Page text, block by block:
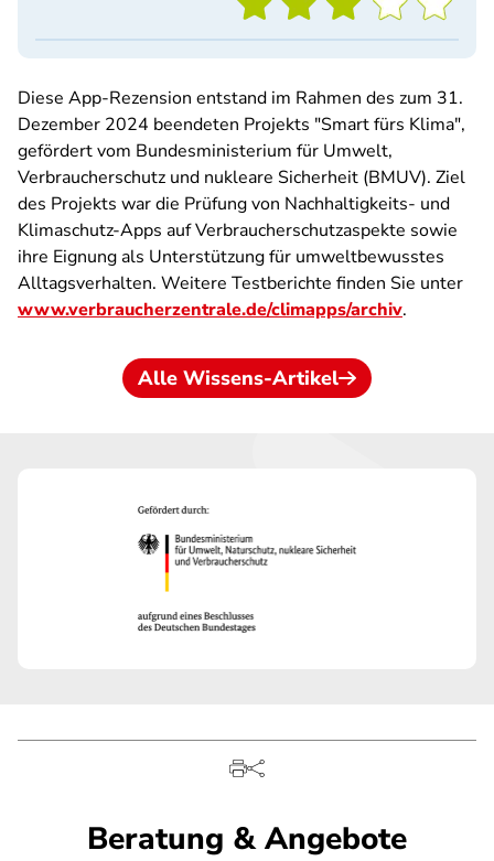
Diese App-Rezension entstand im Rahmen des zum 31.
Dezember 2024 beendeten Projekts "Smart fürs Klima",
gefördert vom Bundesministerium für Umwelt,
Verbraucherschutz und nukleare Sicherheit (BMUV). Ziel
des Projekts war die Prüfung von Nachhaltigkeits- und
Klimaschutz-Apps auf Verbraucherschutzaspekte sowie
ihre Eignung als Unterstützung für umweltbewusstes
Alltagsverhalten. Weitere Testberichte finden Sie unter
www.verbraucherzentrale.de/climapps/archiv.
Alle Wissens-Artikel
Beratung & Angebote